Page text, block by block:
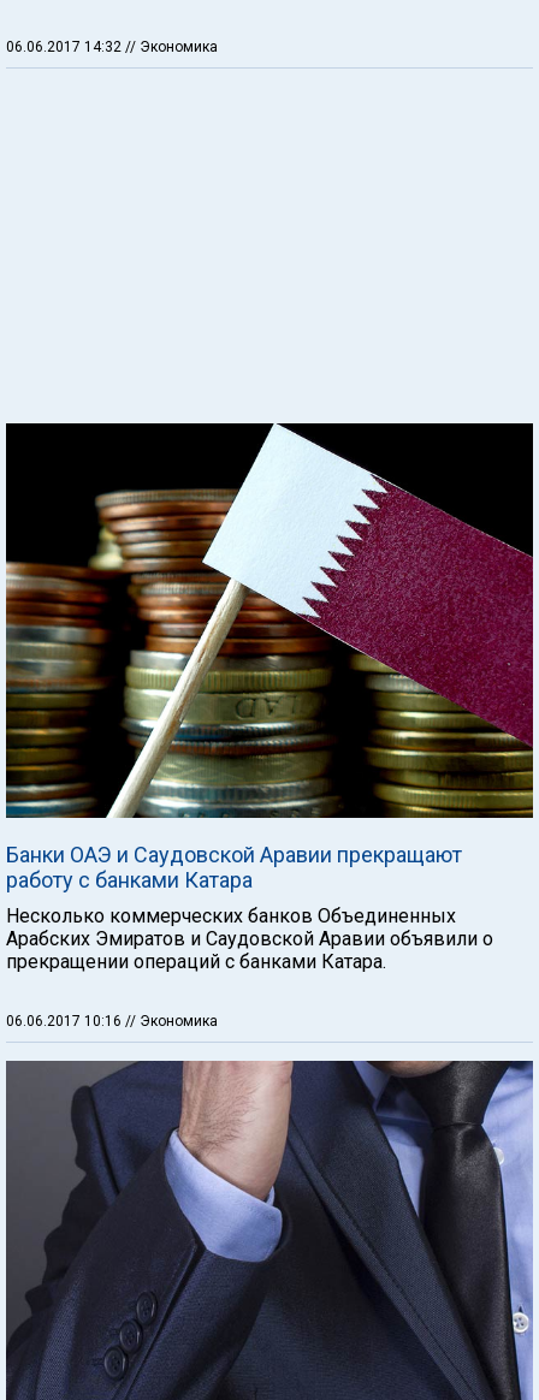
06.06.2017 14:32 // Экономика
Банки ОАЭ и Саудовской Аравии прекращают
работу с банками Катара
Несколько коммерческих банков Объединенных
Арабских Эмиратов и Саудовской Аравии объявили о
прекращении операций с банками Катара.
06.06.2017 10:16 // Экономика